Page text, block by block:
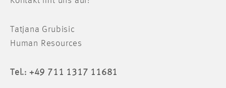
Tatjana Grubisic
Human Resources
Tel.: +49 711 1317 11681